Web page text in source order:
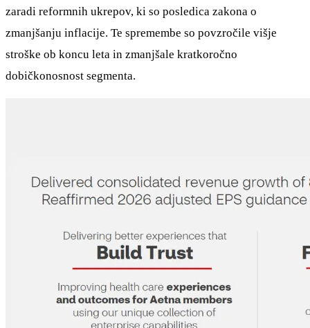
zaradi reformnih ukrepov, ki so posledica zakona o
zmanjšanju inflacije. Te spremembe so povzročile višje
stroške ob koncu leta in zmanjšale kratkoročno
dobičkonosnost segmenta.